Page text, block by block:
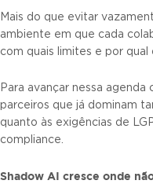
Mais do que evitar
ambiente em que cada
com quais limites e por qual
Para avançar nessa
parceiros que já dominam
quanto às exigências de
compliance.
Shadow AI cresce onde